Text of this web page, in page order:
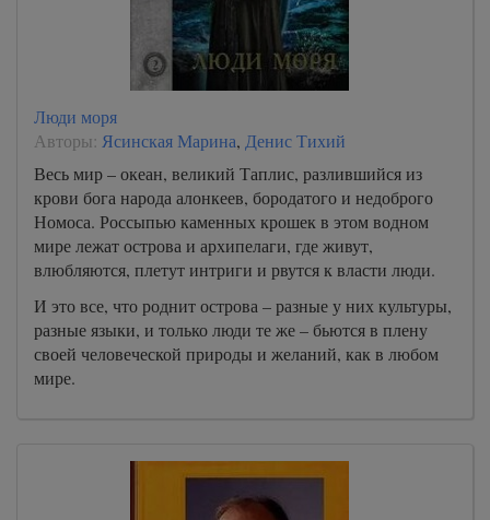
Люди моря
Авторы: Ясинская Марина, Денис Тихий
Весь мир – океан, великий Таплис, разлившийся из
крови бога народа алонкеев, бородатого и недоброго
Номоса. Россыпью каменных крошек в этом водном
мире лежат острова и архипелаги, где живут,
влюбляются, плетут интриги и рвутся к власти люди.
И это все, что роднит острова – разные у них культуры,
разные языки, и только люди те же – бьются в плену
своей человеческой природы и желаний, как в любом
мире.